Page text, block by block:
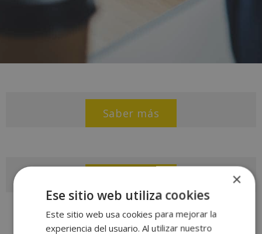
Saber más
×
Ese sitio web utiliza cookies
Este sitio web usa cookies para mejorar la
experiencia del usuario. Al utilizar nuestro